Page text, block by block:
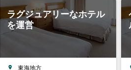
ラグジュアリーなホテル
を運営
東海地方